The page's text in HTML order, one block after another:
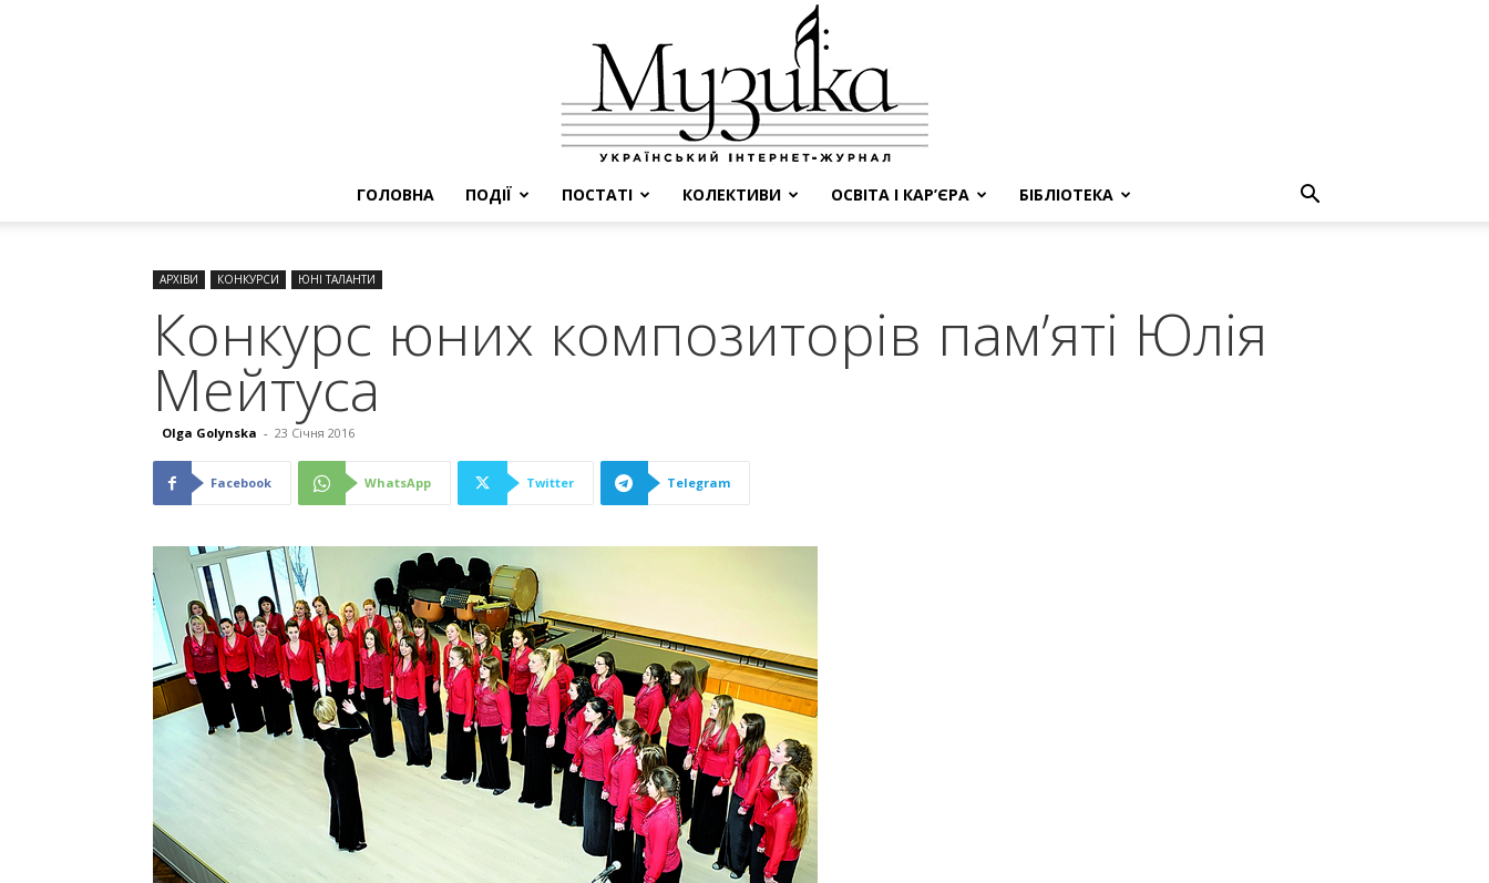
ГОЛОВНА ПОДІЇ ПОСТАТІ КОЛЕКТИВИ ОСВІТА І КАР’ЄРА БІБЛІОТЕКА
АРХІВИ КОНКУРСИ ЮНІ ТАЛАНТИ
Конкурс юних композиторів пам’яті Юлія
Мейтуса
Olga Golynska - 23 Січня 2016
Facebook WhatsApp Twitter Telegram